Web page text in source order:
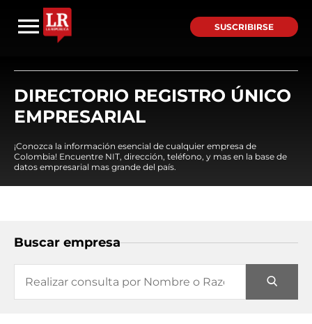
SUSCRIBIRSE
DIRECTORIO REGISTRO ÚNICO
EMPRESARIAL
¡Conozca la información esencial de cualquier empresa de
Colombia! Encuentre NIT, dirección, teléfono, y mas en la base de
datos empresarial mas grande del país.
Buscar empresa